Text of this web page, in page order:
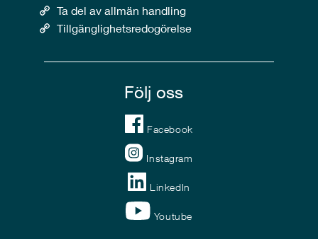
Ta del av allmän handling
Tillgänglighetsredogörelse
Följ oss
Facebook
Instagram
LinkedIn
Youtube